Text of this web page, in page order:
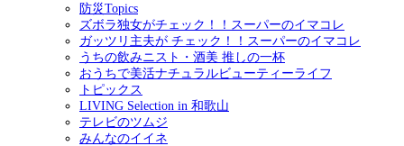
防災Topics
ズボラ独女がチェック！！スーパーのイマコレ
ガッツリ主夫が チェック！！スーパーのイマコレ
うちの飲みニスト・酒美 推しの一杯
おうちで美活ナチュラルビューティーライフ
トピックス
LIVING Selection in 和歌山
テレビのツムジ
みんなのイイネ